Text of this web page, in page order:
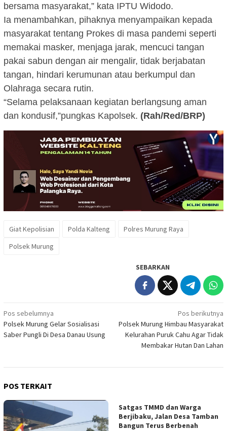
bersama masyarakat,” kata IPTU Widodo.
Ia menambahkan, pihaknya menyampaikan kepada
masyarakat tentang Prokes di masa pandemi seperti
memakai masker, menjaga jarak, mencuci tangan
pakai sabun dengan air mengalir, tidak berjabatan
tangan, hindari kerumunan atau berkumpul dan
Olahraga secara rutin.
“Selama pelaksanaan kegiatan berlangsung aman
dan kondusif,”pungkas Kapolsek. (Rah/Red/BRP)
Giat Kepolisian Polda Kalteng
Polres Murung Raya
Polsek Murung
SEBARKAN
Navigasi
pos
Pos sebelumnya
Polsek Murung Gelar Sosialisasi
Saber Pungli Di Desa Danau Usung
Pos berikutnya
Polsek Murung Himbau Masyarakat
Kelurahan Puruk Cahu Agar Tidak
Membakar Hutan Dan Lahan
POS TERKAIT
Satgas TMMD dan Warga
Berjibaku, Jalan Desa Tamban
Bangun Terus Berbenah